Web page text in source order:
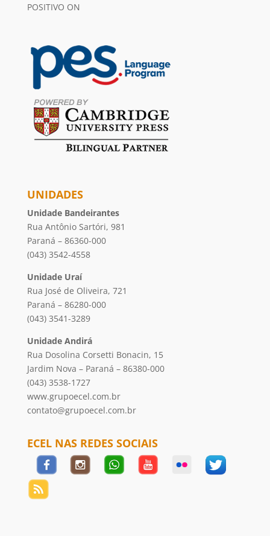
POSITIVO ON
UNIDADES
Unidade Bandeirantes
Rua Antônio Sartóri, 981
Paraná – 86360-000
(043) 3542-4558
Unidade Uraí
Rua José de Oliveira, 721
Paraná – 86280-000
(043) 3541-3289
Unidade Andirá
Rua Dosolina Corsetti Bonacin, 15
Jardim Nova – Paraná – 86380-000
(043) 3538-1727
www.grupoecel.com.br
contato@grupoecel.com.br
ECEL NAS REDES SOCIAIS